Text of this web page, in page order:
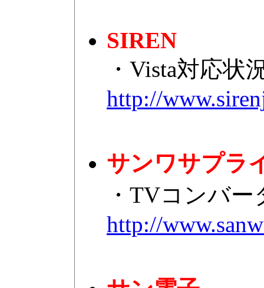
SIREN
・Vista対応状
http://
サンワサプラ
・TVコンバー
http://